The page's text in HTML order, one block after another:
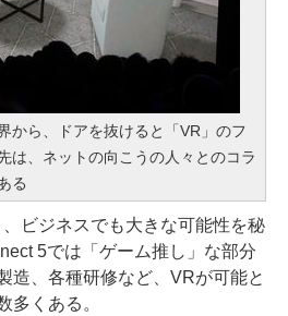
から、ドアを抜けると「VR」のフ
は、ネットの向こうの人々とのコラ
る
ビジネスでも大きな可能性を秘
5では「ゲーム推し」な部分
造、各種研修など、VRが可能と
多くある。